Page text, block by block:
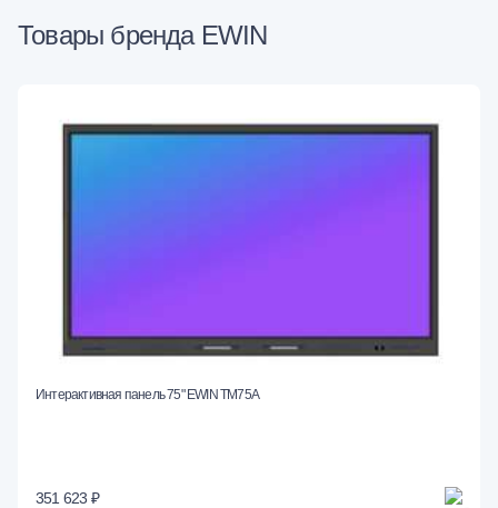
Товары бренда EWIN
Интерактивная панель 75" EWIN TM75A
351 623 ₽